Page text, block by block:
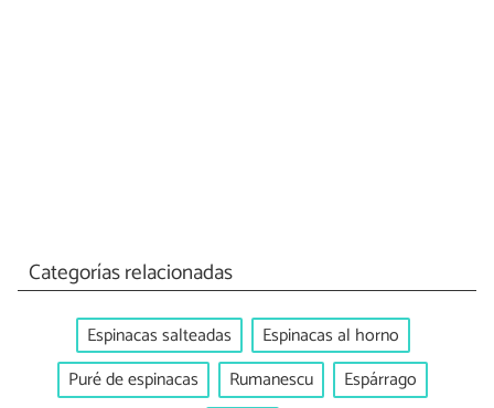
Categorías relacionadas
Espinacas salteadas
Espinacas al horno
Puré de espinacas
Rumanescu
Espárrago